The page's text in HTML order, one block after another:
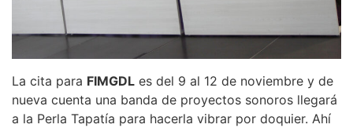
La cita para FIMGDL es del 9 al 12 de noviembre y de
nueva cuenta una banda de proyectos sonoros llegará
a la Perla Tapatía para hacerla vibrar por doquier. Ahí